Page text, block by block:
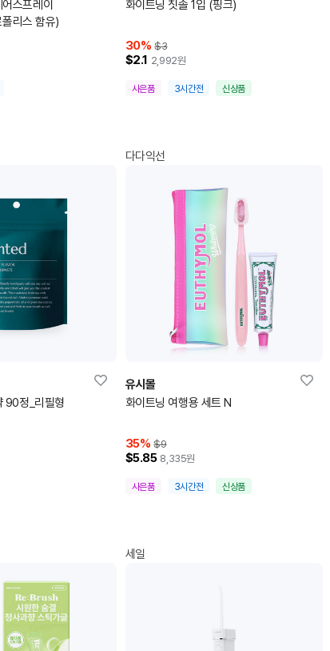
스프레이
리스 함유)
화이트닝 칫솔 1입 (핑크)
30% $3
$2.1 2,992원
사은품 3시간전 신상품
90정_리필형
다다익선
유시몰
화이트닝 여행용 세트 N
35% $9
$5.85 8,335원
사은품 3시간전 신상품
세일